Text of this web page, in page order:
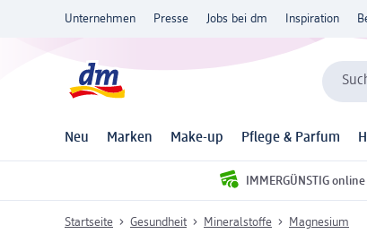
Unternehmen Presse Jobs bei dm Inspiration
Neu Marken Make-up Pflege & Parfum
IMMERGÜNSTIG
Startseite Gesundheit Mineralstoffe Magnesium